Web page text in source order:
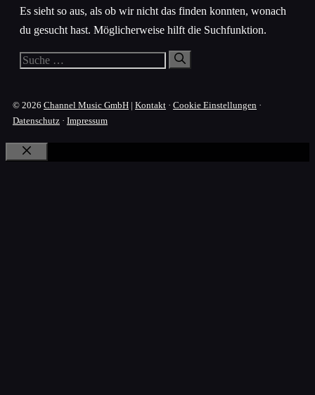
Es sieht so aus, als ob wir nicht das finden konnten, wonach
du gesucht hast. Möglicherweise hilft die Suchfunktion.
Suche
© 2026 Channel Music GmbH | Kontakt · Cookie Einstellungen ·
Datenschutz · Impressum
Schließen